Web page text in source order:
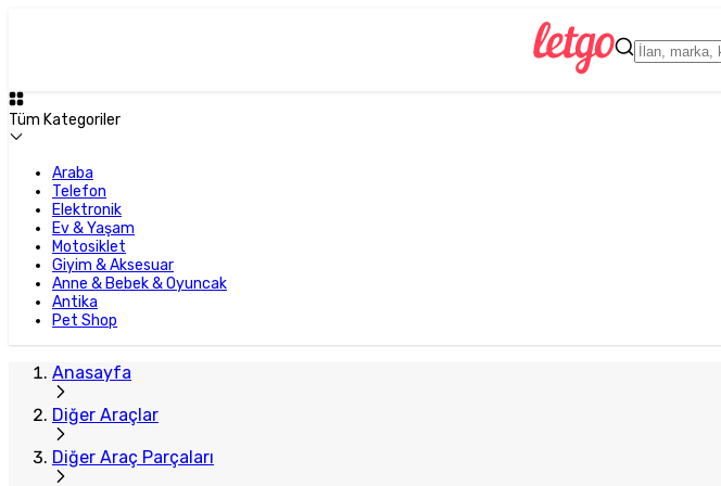
Tüm Kategoriler
Araba
Telefon
Elektronik
Ev & Yaşam
Motosiklet
Giyim & Aksesuar
Anne & Bebek & Oyuncak
Antika
Pet Shop
Anasayfa
Diğer Araçlar
Diğer Araç Parçaları